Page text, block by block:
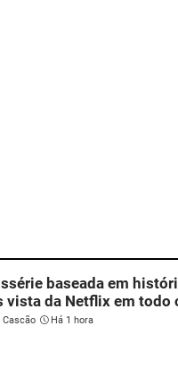
baseada em
vista da Netflix em todo
Cascão Há 1 hora